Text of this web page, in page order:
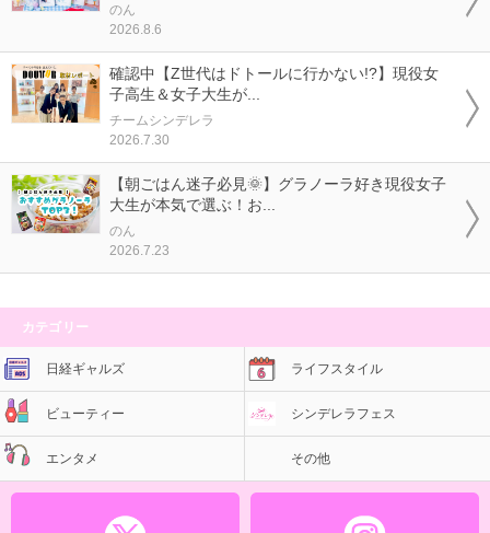
のん
2026.8.6
確認中【Z世代はドトールに行かない!?】現役女
子高生＆女子大生が...
チームシンデレラ
2026.7.30
【朝ごはん迷子必見🌞】グラノーラ好き現役女子
大生が本気で選ぶ！お...
のん
2026.7.23
カテゴリー
日経ギャルズ ライフスタイル
ビューティー シンデレラフェス
エンタメ その他